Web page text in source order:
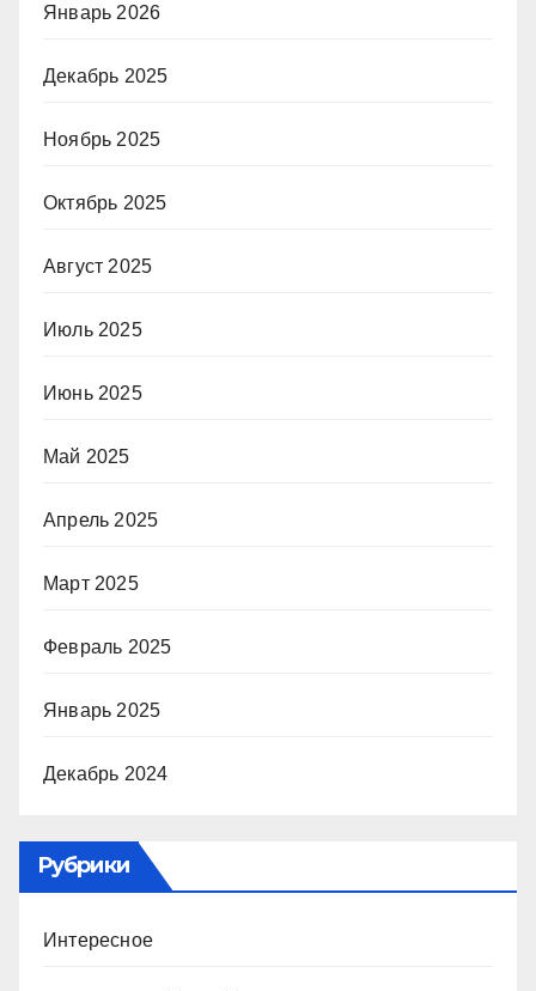
Январь 2026
Декабрь 2025
Ноябрь 2025
Октябрь 2025
Август 2025
Июль 2025
Июнь 2025
Май 2025
Апрель 2025
Март 2025
Февраль 2025
Январь 2025
Декабрь 2024
Рубрики
Интересное